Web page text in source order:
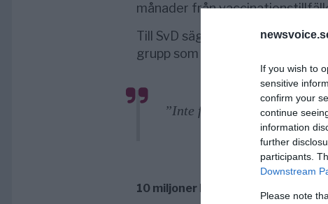
If you wish to
sensitive
confirm your
continue
information
further
participants.
Downstream
Please note
månader från
Till SvD säger
Göran Hägglund
grupp som inte får någon
”Inte för närvarande, nej”,
10 miljoner kr i skadestånd per